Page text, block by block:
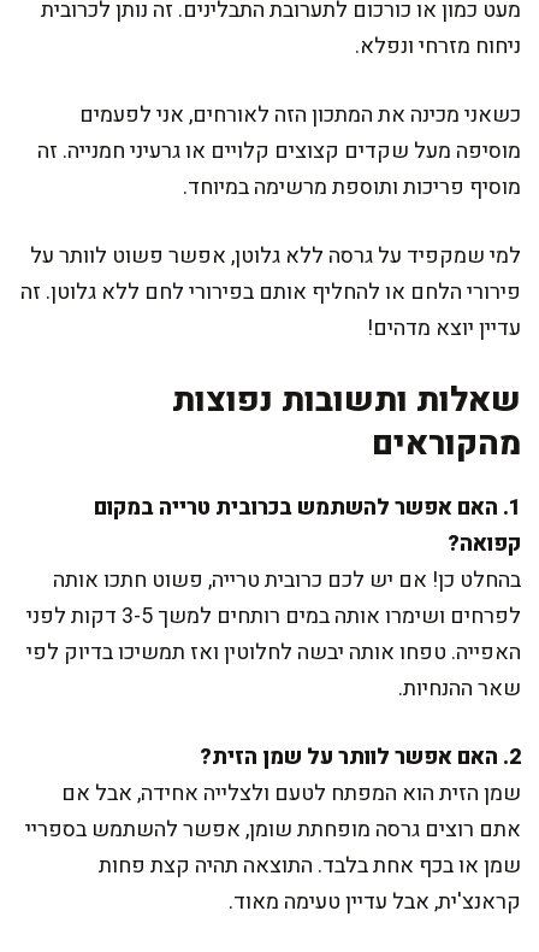
מעט כמון או כורכום לתערובת התבלינים. זה נותן לכרובית
ניחוח מזרחי ונפלא.
כשאני מכינה את המתכון הזה לאורחים, אני לפעמים
מוסיפה מעל שקדים קצוצים קלויים או גרעיני חמנייה. זה
מוסיף פריכות ותוספת מרשימה במיוחד.
למי שמקפיד על גרסה ללא גלוטן, אפשר פשוט לוותר על
פירורי הלחם או להחליף אותם בפירורי לחם ללא גלוטן. זה
עדיין יוצא מדהים!
שאלות ותשובות נפוצות
מהקוראים
1. האם אפשר להשתמש בכרובית טרייה במקום
קפואה?
בהחלט כן! אם יש לכם כרובית טרייה, פשוט חתכו אותה
לפרחים ושימרו אותה במים רותחים למשך 3-5 דקות לפני
האפייה. טפחו אותה יבשה לחלוטין ואז תמשיכו בדיוק לפי
שאר ההנחיות.
2. האם אפשר לוותר על שמן הזית?
שמן הזית הוא המפתח לטעם ולצלייה אחידה, אבל אם
אתם רוצים גרסה מופחתת שומן, אפשר להשתמש בספריי
שמן או בכף אחת בלבד. התוצאה תהיה קצת פחות
קראנצ'ית, אבל עדיין טעימה מאוד.